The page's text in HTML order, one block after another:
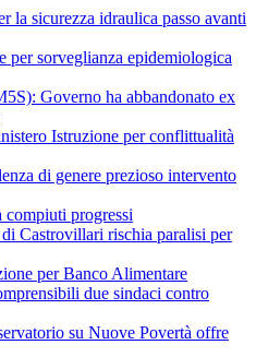
la sicurezza idraulica passo avanti
per sorveglianza epidemiologica
Governo ha abbandonato ex
Istruzione per conflittualità
di genere prezioso intervento
progressi
Castrovillari rischia paralisi per
per Banco Alimentare
due sindaci contro
su Nuove Povertà offre